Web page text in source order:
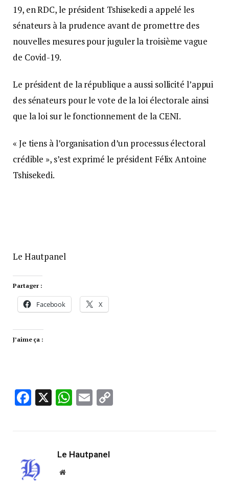
19, en RDC, le président Tshisekedi a appelé les
sénateurs à la prudence avant de promettre des
nouvelles mesures pour juguler la troisième vague
de Covid-19.
Le président de la république a aussi sollicité l’appui
des sénateurs pour le vote de la loi électorale ainsi
que la loi sur le fonctionnement de la CENI.
« Je tiens à l’organisation d’un processus électoral
crédible », s’est exprimé le président Félix Antoine
Tshisekedi.
Le Hautpanel
Partager :
Facebook X
J’aime ça :
Facebook
X WhatsApp
Email
Le Hautpanel
Website